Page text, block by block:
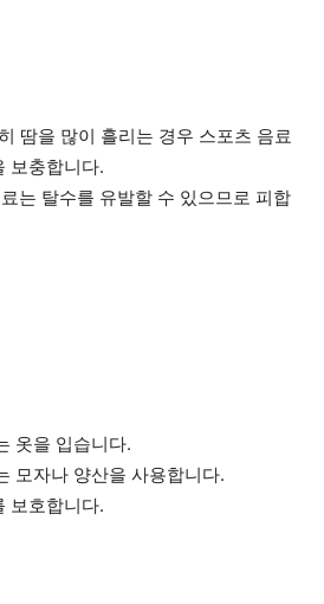
땀을 많이 흘리는 경우 스포츠 음료
보충합니다.
는 탈수를 유발할 수 있으므로 피합
옷을 입습니다.
모자나 양산을 사용합니다.
보호합니다.